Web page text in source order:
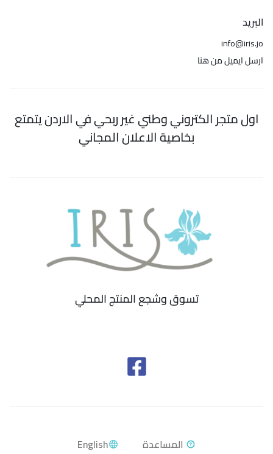
البريد
info@iris.jo
ارسل ايميل من هنا
اول متجر الكتروني وطني غير ربحي في الاردن يتمتع
بخاصية الاعلان المجاني
تسوق وشجع المنتج المحلي
English